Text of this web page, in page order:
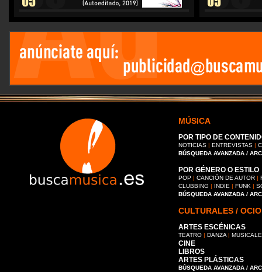
MÚSICA
POR TIPO DE
NOTICIAS | ENTREVISTAS |
BÚSQUEDA AVANZADA /
POR GÉNERO O ESTILO
POP | CANCIÓN DE AUTOR |
CLUBBING | INDIE | FUNK |
BÚSQUEDA AVANZADA /
CULTURALES / OCIO
ARTES ESCÉNICAS
TEATRO | DANZA |
CINE
LIBROS
ARTES PLÁSTICAS
BÚSQUEDA AVANZADA /